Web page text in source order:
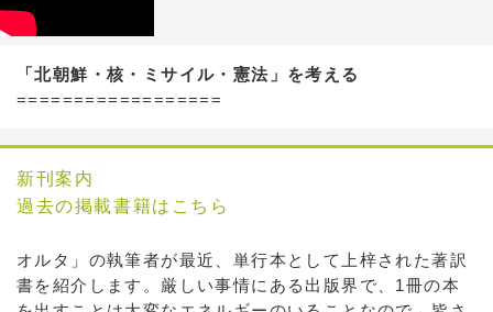
「北朝鮮・核・ミサイル・憲法」を考える
==================
新刊案内
過去の掲載書籍はこちら
オルタ」の執筆者が最近、単行本として上梓された著訳
書を紹介します。厳しい事情にある出版界で、1冊の本